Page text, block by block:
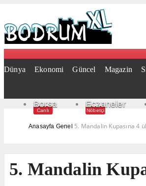
Dünya Ekonomi Güncel Magazin
Borsa
Canlı
Eczaneler
Nöbetçi
Anasayfa Genel 5. Mandalin Kupasına 4
5. Mandalin